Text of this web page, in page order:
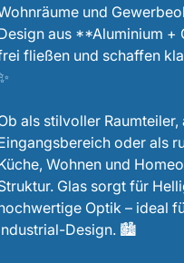
und
aus **Aluminium +
fließen und schaffen
als stilvoller
oder als
Wohnen und
Glas sorgt für
Optik – ideal
Design. 🏙️